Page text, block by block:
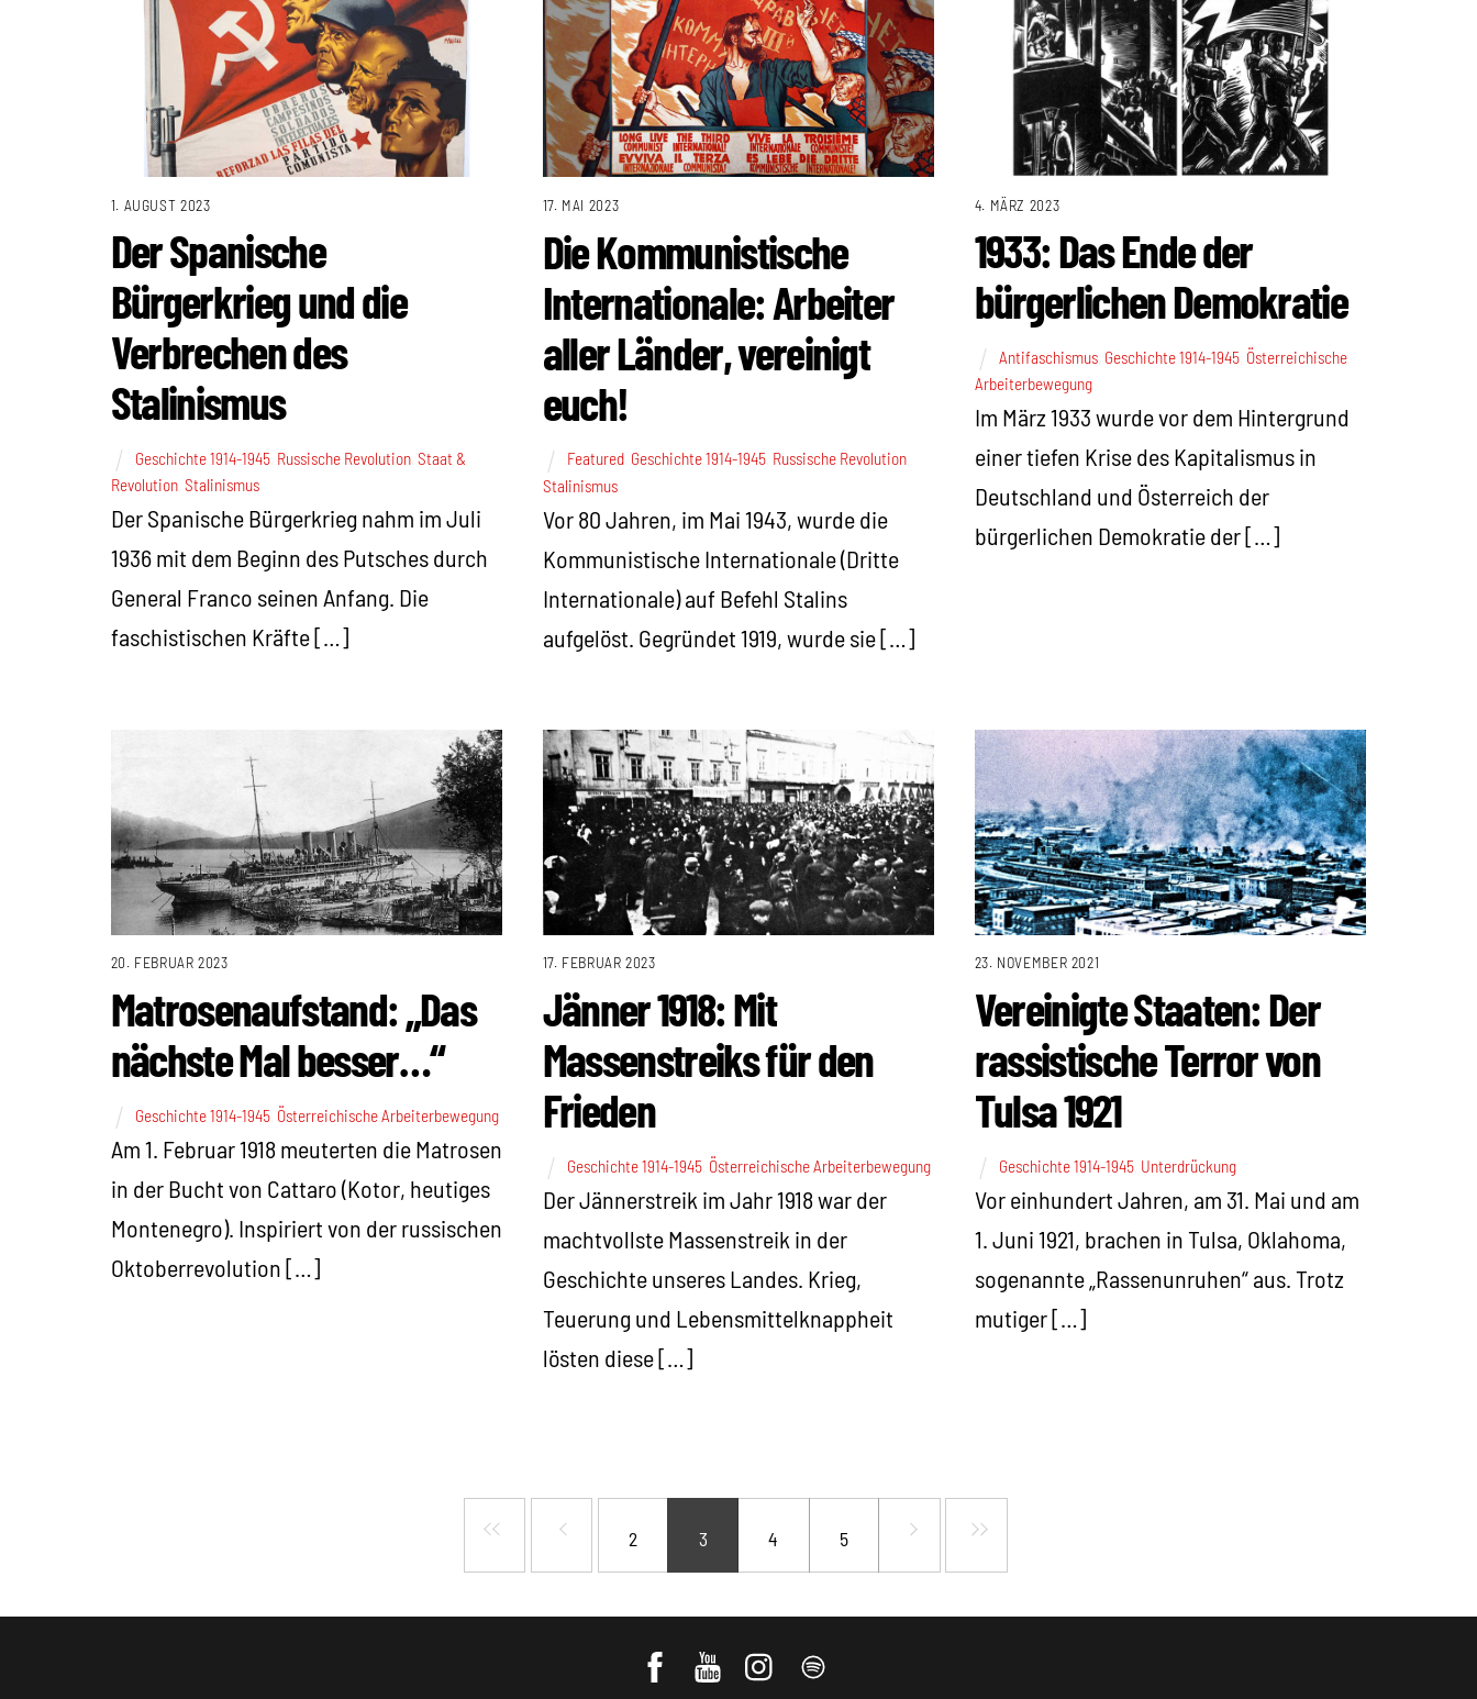
1. AUGUST 2023
Der Spanische
Bürgerkrieg und die
Verbrechen des
Stalinismus
Geschichte 1914-1945, Russische Revolution, Staat &
Revolution, Stalinismus
Der Spanische Bürgerkrieg nahm im Juli
1936 mit dem Beginn des Putsches durch
General Franco seinen Anfang. Die
faschistischen Kräfte […]
17. MAI 2023
Die Kommunistische
Internationale: Arbeiter
aller Länder, vereinigt
euch!
Featured, Geschichte 1914-1945, Russische Revolution,
Stalinismus
Vor 80 Jahren, im Mai 1943, wurde die
Kommunistische Internationale (Dritte
Internationale) auf Befehl Stalins
aufgelöst. Gegründet 1919, wurde sie […]
4. MÄRZ 2023
1933: Das Ende der
bürgerlichen Demokratie
Antifaschismus, Geschichte 1914-1945, Österreichische
Arbeiterbewegung
Im März 1933 wurde vor dem Hintergrund
einer tiefen Krise des Kapitalismus in
Deutschland und Österreich der
bürgerlichen Demokratie der […]
20. FEBRUAR 2023
Matrosenaufstand: „Das
nächste Mal besser…“
Geschichte 1914-1945, Österreichische Arbeiterbewegung
Am 1. Februar 1918 meuterten die Matrosen
in der Bucht von Cattaro (Kotor, heutiges
Montenegro). Inspiriert von der russischen
Oktoberrevolution […]
17. FEBRUAR 2023
Jänner 1918: Mit
Massenstreiks für den
Frieden
Geschichte 1914-1945, Österreichische Arbeiterbewegung
Der Jännerstreik im Jahr 1918 war der
machtvollste Massenstreik in der
Geschichte unseres Landes. Krieg,
Teuerung und Lebensmittelknappheit
lösten diese […]
23. NOVEMBER 2021
Vereinigte Staaten: Der
rassistische Terror von
Tulsa 1921
Geschichte 1914-1945, Unterdrückung
Vor einhundert Jahren, am 31. Mai und am
1. Juni 1921, brachen in Tulsa, Oklahoma,
sogenannte „Rassenunruhen“ aus. Trotz
mutiger […]
2 3 4 5